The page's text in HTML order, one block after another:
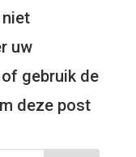
uw
gebruik de
deze post